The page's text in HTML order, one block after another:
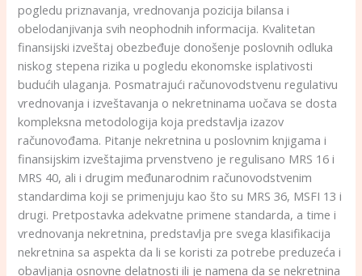
pogledu priznavanja, vrednovanja pozicija bilansa i
obelodanjivanja svih neophodnih informacija. Kvalitetan
finansijski izveštaj obezbeđuje donošenje poslovnih odluka
niskog stepena rizika u pogledu ekonomske isplativosti
budućih ulaganja. Posmatrajući računovodstvenu regulativu
vrednovanja i izveštavanja o nekretninama uočava se dosta
kompleksna metodologija koja predstavlja izazov
računovođama. Pitanje nekretnina u poslovnim knjigama i
finansijskim izveštajima prvenstveno je regulisano MRS 16 i
MRS 40, ali i drugim međunarodnim računovodstvenim
standardima koji se primenjuju kao što su MRS 36, MSFI 13 i
drugi. Pretpostavka adekvatne primene standarda, a time i
vrednovanja nekretnina, predstavlja pre svega klasifikacija
nekretnina sa aspekta da li se koristi za potrebe preduzeća i
obavljanja osnovne delatnosti ili je namena da se nekretnina